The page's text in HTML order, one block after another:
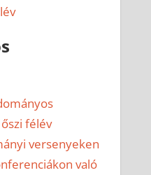
félév
versenyeken
való